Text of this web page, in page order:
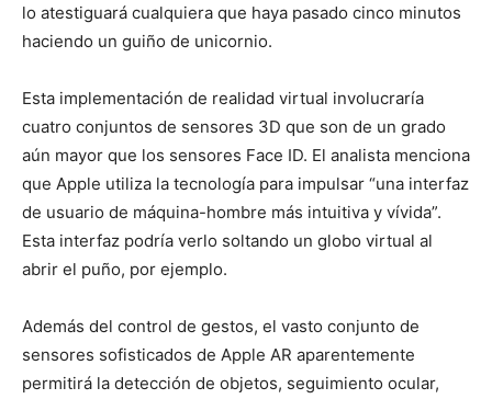
lo atestiguará cualquiera que haya pasado cinco minutos
haciendo un guiño de unicornio.
Esta implementación de realidad virtual involucraría
cuatro conjuntos de sensores 3D que son de un grado
aún mayor que los sensores Face ID. El analista menciona
que Apple utiliza la tecnología para impulsar “una interfaz
de usuario de máquina-hombre más intuitiva y vívida”.
Esta interfaz podría verlo soltando un globo virtual al
abrir el puño, por ejemplo.
Además del control de gestos, el vasto conjunto de
sensores sofisticados de Apple AR aparentemente
permitirá la detección de objetos, seguimiento ocular,